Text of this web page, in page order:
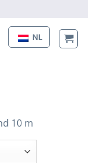
NL
10 m